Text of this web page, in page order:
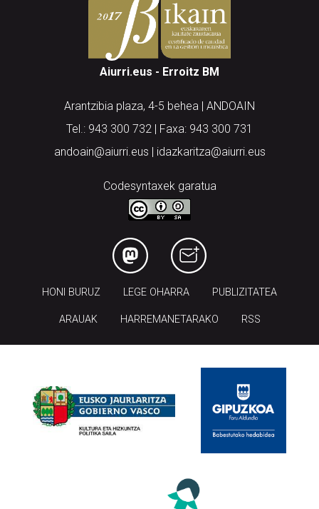
Aiurri.eus - Erroitz BM
Arantzibia plaza, 4-5 behea | ANDOAIN
Tel.: 943 300 732 | Faxa: 943 300 731
andoain@aiurri.eus | idazkaritza@aiurri.eus
Codesyntaxek garatua
LEGE OHARRA
ARAUAK HARREMANETARAKO RSS